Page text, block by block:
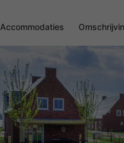
Accommodaties